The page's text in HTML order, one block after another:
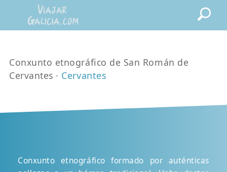
Conxunto etnográfico de San Román de
Cervantes · Cervantes
Conxunto etnográfico formado por auténticas